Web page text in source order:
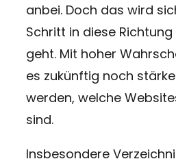
anbei. Doch das wird
Schritt in diese
geht. Mit hoher
es zukünftig noch
werden, welche
sind.
Insbesondere